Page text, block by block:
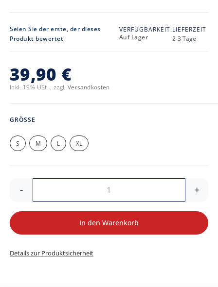
Seien Sie der erste, der dieses
Produkt bewertet
VERFÜGBARKEIT:
Auf Lager
LIEFERZEIT
2-3 Tage
39,90 €
Inkl. 19% USt. , zzgl.Versandkosten
GRÖSSE
S M L XL
- +
In den Warenkorb
Details zur Produktsicherheit